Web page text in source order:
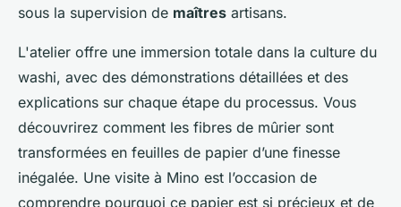
sous la supervision de maîtres artisans.
L'atelier offre une immersion totale dans la culture du
washi, avec des démonstrations détaillées et des
explications sur chaque étape du processus. Vous
découvrirez comment les fibres de mûrier sont
transformées en feuilles de papier d’une finesse
inégalée. Une visite à Mino est l’occasion de
comprendre pourquoi ce papier est si précieux et de